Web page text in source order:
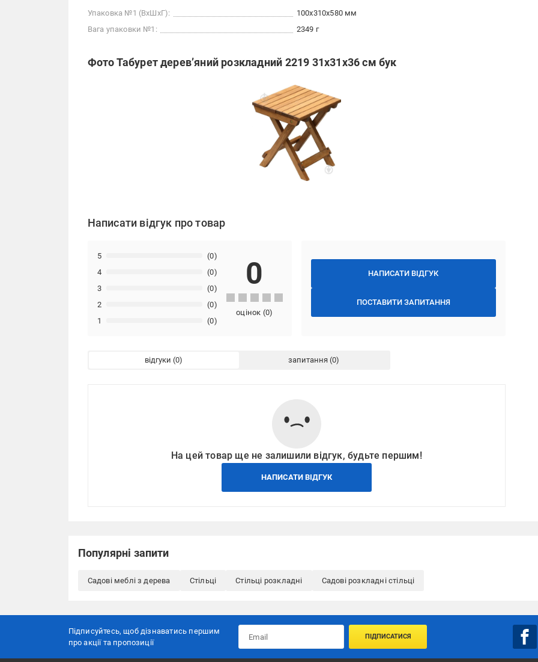
Упаковка №1 (ВхШхГ):
100x310x580 мм
Вага упаковки №1:
2349 г
Фото Табурет дерев’яний розкладний 2219 31х31х36 см бук
Написати відгук про товар
НАПИСАТИ ВІДГУК
ПОСТАВИТИ ЗАПИТАННЯ
1 (0)
2 (0)
3 (0)
4 (0)
5 (0)
0
оцінок (0)
відгуки запитання
На цей товар ще не залишили відгук, будьте першим!
НАПИСАТИ ВІДГУК
Популярні запити
Садові меблі з дерева Стільці Стільці розкладні Садові розкладні стільці
Підписуйтесь, щоб дізнаватись першим
про акції та пропозиції
ПІДПИСАТИСЯ